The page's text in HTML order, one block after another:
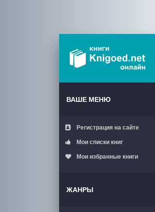
ВАШЕ МЕНЮ
Регистрация на сайте
Мои списки книг
Мои избранные книги
ЖАНРЫ